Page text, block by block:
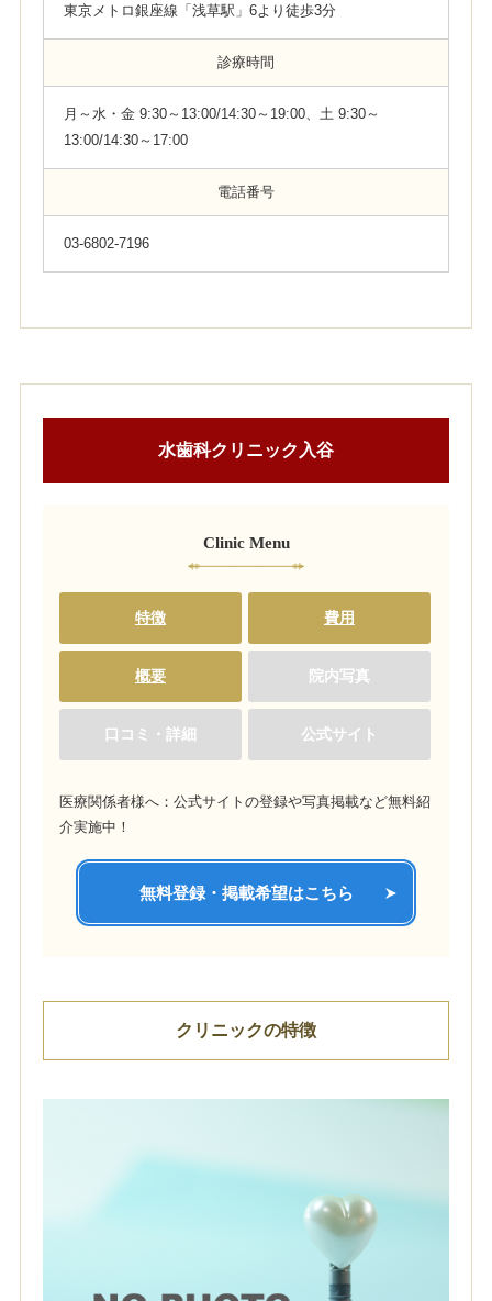
東京メトロ銀座線「浅草駅」6より徒歩3分
診療時間
月～水・金 9:30～13:00/14:30～19:00、土 9:30～
13:00/14:30～17:00
電話番号
03-6802-7196
水歯科クリニック入谷
Clinic Menu
特徴 費用
概要 院内写真
口コミ・詳細 公式サイト
医療関係者様へ：公式サイトの登録や写真掲載など無料紹
介実施中！
無料登録・掲載希望はこちら
クリニックの特徴